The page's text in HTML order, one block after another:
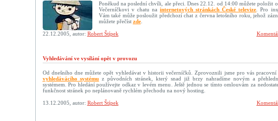
Poněkud na poslední chvíli, ale přeci. Dnes 22.12. od 14:00 můžete položit
Večerníčkovi v chatu na internetových stránkách České televize . Pro
Vám také může posloužit předchozí chat z června letošního roku, jehož
můžete přečíst zde.
22.12.2005, autor: Robert Štípek
Vyhledávání ve vysílání opět v provozu
Od dnešního dne můžete opět vyhledávat v historii večerníčků. Zprovoznili jsme pro vás pracovní
vyhledávácího systému z původních stránek, který snad již brzy nahradíme novým a
systémem. Pro hledání používejte odkaz v levém menu. Ještě jednou se tímto omlouvám za
funkčnost stránek po neplánovaně rychlém přechodu na nový hosting.
13.12.2005, autor: Robert Štípek